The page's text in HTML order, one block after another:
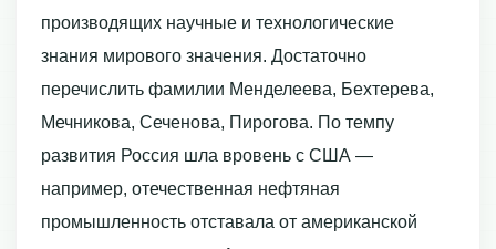
производящих научные и технологические
знания мирового значения. Достаточно
перечислить фамилии Менделеева, Бехтерева,
Мечникова, Сеченова, Пирогова. По темпу
развития Россия шла вровень с США —
например, отечественная нефтяная
промышленность отставала от американской